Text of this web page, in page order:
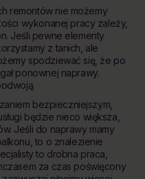
remontów nie możemy
wykonanej pracy zależy,
Jeśli pewne elementy
z tanich, ale
spodziewać się, że po
ponownej naprawy.
bezpieczniejszym,
będzie nieco większa,
Jeśli do naprawy mamy
to o znalezienie
to drobna praca,
za czas poświęcony